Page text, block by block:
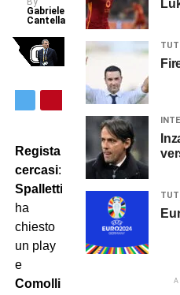
Gabriele
Cantella
Regista
cercasi:
Spalletti
ha
chiesto
un play
e
Comolli